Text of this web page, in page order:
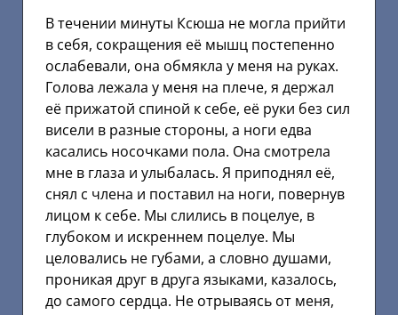
В течении минуты Ксюша не могла прийти
в себя, сокращения её мышц постепенно
ослабевали, она обмякла у меня на руках.
Голова лежала у меня на плече, я держал
её прижатой спиной к себе, её руки без сил
висели в разные стороны, а ноги едва
касались носочками пола. Она смотрела
мне в глаза и улыбалась. Я приподнял её,
снял с члена и поставил на ноги, повернув
лицом к себе. Мы слились в поцелуе, в
глубоком и искреннем поцелуе. Мы
целовались не губами, а словно душами,
проникая друг в друга языками, казалось,
до самого сердца. Не отрываясь от меня,